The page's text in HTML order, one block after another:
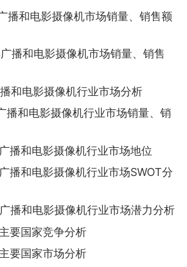
播和电影摄像机市场销量、销售额
播和电影摄像机市场销量、销售
和电影摄像机行业市场分析
播和电影摄像机行业市场销量、销
播和电影摄像机行业市场地位
播和电影摄像机行业市场SWOT分
播和电影摄像机行业市场潜力分析
要国家竞争分析
要国家市场分析